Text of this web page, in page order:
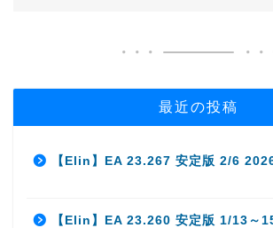
最近の投稿
【Elin】EA 23.267 安定版 2/6
【Elin】EA 23.260 安定版 1/13～